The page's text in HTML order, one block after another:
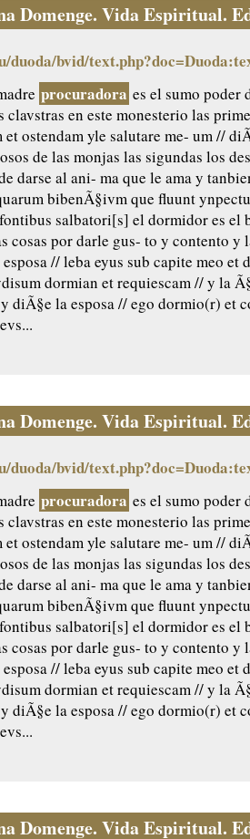
Domenge. Vida Espiritual.
duoda/bvid/
procuradora es el sumo poder
clavstras en este monesterio las
ostendam yle salutare me- um //
de las monjas las sigundas los
darse al ani- ma que le ama y
bibenÃ§ivm que fluunt
salbatori[s] el dormidor es el
cosas por darle gus- to y contento y
// leba eyus sub capite meo et
dormian et requiescam // y la
diÃ§e la esposa // ego dormio(r) et
Domenge. Vida Espiritual.
duoda/bvid/
procuradora es el sumo poder
clavstras en este monesterio las
ostendam yle salutare me- um //
de las monjas las sigundas los
darse al ani- ma que le ama y
bibenÃ§ivm que fluunt
salbatori[s] el dormidor es el
cosas por darle gus- to y contento y
// leba eyus sub capite meo et
dormian et requiescam // y la
diÃ§e la esposa // ego dormio(r) et
Domenge. Vida Espiritual.